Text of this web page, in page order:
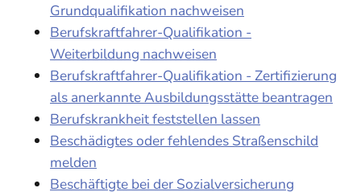
Grundqualifikation nachweisen
Berufskraftfahrer-Qualifikation -
Weiterbildung nachweisen
Berufskraftfahrer-Qualifikation - Zertifizierung
als anerkannte Ausbildungsstätte beantragen
Berufskrankheit feststellen lassen
Beschädigtes oder fehlendes Straßenschild
melden
Beschäftigte bei der Sozialversicherung